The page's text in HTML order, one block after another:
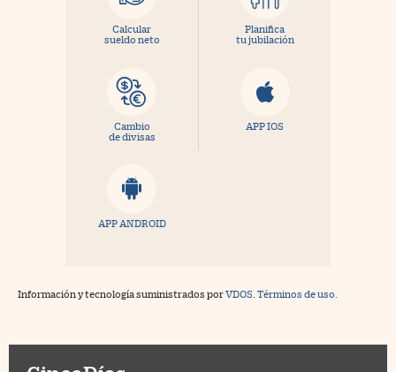
Calcular
sueldo neto
Planifica
tu jubilación
Cambio
de divisas
APP IOS
APP ANDROID
Información y tecnología suministrados porVDOS Términos de uso.